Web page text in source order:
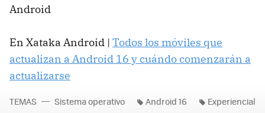
Android
En Xataka Android | Todos los móviles que
actualizan a Android 16 y cuándo comenzarán a
actualizarse
TEMAS Sistema operativo Android 16 Experiencial